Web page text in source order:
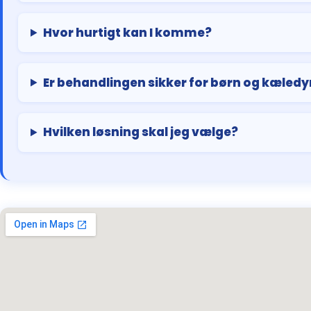
Hvor hurtigt kan I komme?
Er behandlingen sikker for børn og
Hvilken løsning skal jeg vælge?